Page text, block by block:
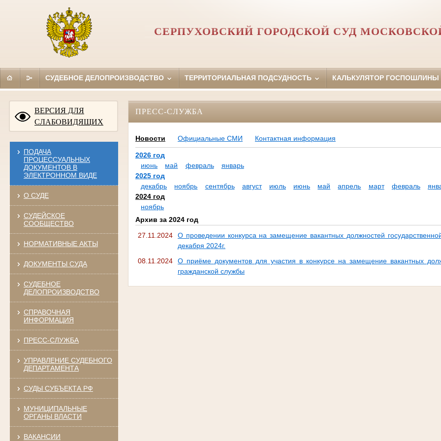
СЕРПУХОВСКИЙ ГОРОДСКОЙ СУД
СУДЕБНОЕ ДЕЛОПРОИЗВОДСТВО ТЕРРИТОРИАЛЬНАЯ ПОДСУДНОСТЬ КАЛЬКУЛЯТОР ГОСПОШЛИНЫ
ВЕРСИЯ ДЛЯ
СЛАБОВИДЯЩИХ
ПОДАЧА
ПРОЦЕССУАЛЬНЫХ
ДОКУМЕНТОВ В
ЭЛЕКТРОННОМ ВИДЕ
О СУДЕ
СУДЕЙСКОЕ
СООБЩЕСТВО
НОРМАТИВНЫЕ АКТЫ
ДОКУМЕНТЫ СУДА
СУДЕБНОЕ
ДЕЛОПРОИЗВОДСТВО
СПРАВОЧНАЯ
ИНФОРМАЦИЯ
ПРЕСС-СЛУЖБА
УПРАВЛЕНИЕ СУДЕБНОГО
ДЕПАРТАМЕНТА
СУДЫ СУБЪЕКТА РФ
МУНИЦИПАЛЬНЫЕ
ОРГАНЫ ВЛАСТИ
ВАКАНСИИ
ПРЕСС-СЛУЖБА
Новости Официальные СМИ Контактная информация
2026 год
июнь
май февраль
январь
2025 год
декабрь
ноябрь сентябрь август июль июнь май апрель март февраль
2024 год
ноябрь
Архив за 2024 год
27.11.2024
О проведении конкурса на замещение вакантных должностей
декабря 2024г.
08.11.2024
О приёме документов для участия в конкурсе на замещение вакантных
гражданской службы